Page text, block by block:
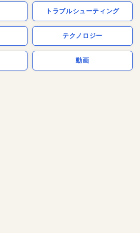
トラブルシューティング
テクノロジー
動画